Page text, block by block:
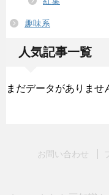
趣味系
人気記事一覧
まだデータがありませ
お問い合わせ